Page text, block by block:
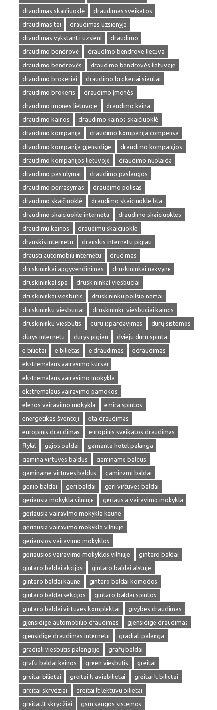
draudimas skaičiuoklė
draudimas sveikatos
draudimas tai
draudimas uzsienyje
draudimas vykstant i uzsieni
draudimo
draudimo bendrovė
draudimo bendrove lietuva
draudimo bendrovės
draudimo bendrovės lietuvoje
draudimo brokeriai
draudimo brokeriai siauliai
draudimo brokeris
draudimo įmonės
draudimo imones lietuvoje
draudimo kaina
draudimo kainos
draudimo kainos skaičiuoklė
draudimo kompanija
draudimo kompanija compensa
draudimo kompanija gjensidige
draudimo kompanijos
draudimo kompanijos lietuvoje
draudimo nuolaida
draudimo pasiulymai
draudimo paslaugos
draudimo perrasymas
draudimo polisas
draudimo skaičiuoklė
draudimo skaiciuokle bta
draudimo skaiciuokle internetu
draudimo skaiciuokles
draudimu kainos
draudimu skaiciuokle
drauskis internetu
drauskis internetu pigiau
drausti automobili internetu
drudimas
druskininkai apgyvendinimas
druskininkai nakvyne
druskininkai spa
druskininkai viesbuciai
druskininkai viesbutis
druskininku poilsio namai
druskininku viesbuciai
druskininku viesbuciai kainos
druskininku viesbutis
duru ispardavimas
durų sistemos
durys internetu
durys pigiau
dvieju duru spinta
e bilietai
e bilietas e draudimas
edraudimas
ekstremalaus vairavimo kursai
ekstremalaus vairavimo mokykla
ekstremalaus vairavimo pamokos
elenos vairavimo mokykla
emira spintos
energetikas šventoji
eta draudimas
europinis draudimas
europinis sveikatos draudimas
flylal
gajos baldai
gamanta hotel palanga
gamina virtuves baldus
gaminame baldus
gaminame virtuves baldus
gaminami baldai
genio baldai
geri baldai
geri virtuves baldai
geriausia mokykla vilniuje
geriausia vairavimo mokykla
geriausia vairavimo mokykla kaune
geriausia vairavimo mokykla vilniuje
geriausios vairavimo mokyklos
geriausios vairavimo mokyklos vilniuje
gintaro baldai
gintaro baldai akcijos
gintaro baldai alytuje
gintaro baldai kaune
gintaro baldai komodos
gintaro baldai sekcijos
gintaro baldai spintos
gintaro baldai virtuves komplektai
givybes draudimas
gjensidige automobilio draudimas
gjensidige draudimas
gjensidige draudimas internetu
gradiali palanga
gradiali viesbutis palangoje
grafų baldai
grafu baldai kainos
green viesbutis
greitai
greitai bilietai
greitai lt aviabilietai
greitai lt bilietai
greitai skrydziai
greitai.lt lektuvu bilietai
greitai.lt skrydžiai
gsm saugos sistemos